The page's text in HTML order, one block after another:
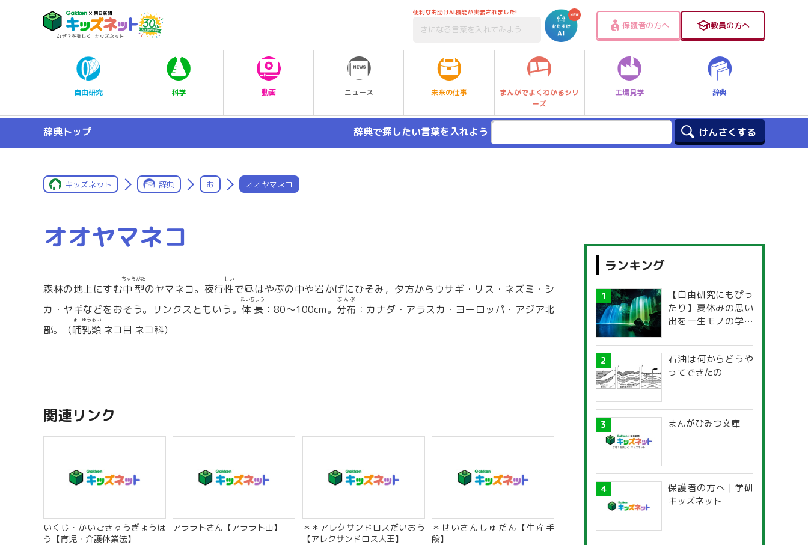
便利なお助けAI機能が実装されました!
保護者の方へ 教員の方へ
自由研究 科学 動画 ニュース 未来の仕事
まんがでよくわかるシリ
ーズ
工場見学 辞典
辞典トップ 辞典で探したい言葉を入れよう
キッズネット 辞典 お オオヤマネコ
オオヤマネコ
森林の地上にすむ中型
ちゅうがた
のヤマネコ。夜行性
せい
で昼はやぶの中や岩かげにひそみ，夕方からウサギ・リス・ネズミ・シ
カ・ヤギなどをおそう。リンクスともいう。 体長
たいちょう
：80〜100cm。 分布
ぶんぷ
：カナダ・アラスカ・ヨーロッパ・アジア北
部。（哺乳類
ほにゅうるい
ネコ目 ネコ科）
関連リンク
いくじ・かいごきゅうぎょうほ
う【育児・介護休業法】
アララトさん【アララト山】
＊＊アレクサンドロスだいおう
【アレクサンドロス大王】
＊せいさんしゅだん【生産手
段】
ランキング
【自由研究にもぴっ
たり】夏休みの思い
出を一生モノの学び
探究ガイド
石油は何からどうや
ってできたの
まんがひみつ文庫
保護者の方へ | 学研
キッズネット